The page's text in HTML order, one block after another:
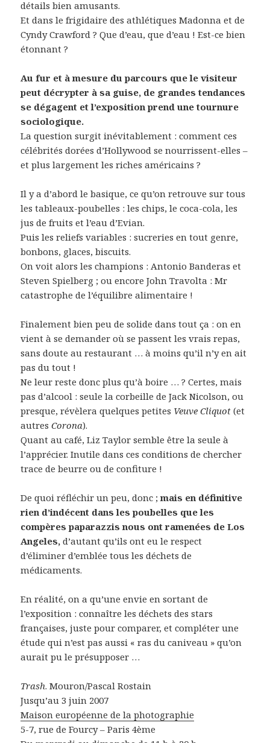
détails bien amusants.
Et dans le frigidaire des athlétiques Madonna et de
Cyndy Crawford ? Que d’eau, que d’eau ! Est-ce bien
étonnant ?
Au fur et à mesure du parcours que le visiteur
peut décrypter à sa guise, de grandes tendances
se dégagent et l’exposition prend une tournure
sociologique.
La question surgit inévitablement : comment ces
célébrités dorées d’Hollywood se nourrissent-elles –
et plus largement les riches américains ?
Il y a d’abord le basique, ce qu’on retrouve sur tous
les tableaux-poubelles : les chips, le coca-cola, les
jus de fruits et l’eau d’Evian.
Puis les reliefs variables : sucreries en tout genre,
bonbons, glaces, biscuits.
On voit alors les champions : Antonio Banderas et
Steven Spielberg ; ou encore John Travolta : Mr
catastrophe de l’équilibre alimentaire !
Finalement bien peu de solide dans tout ça : on en
vient à se demander où se passent les vrais repas,
sans doute au restaurant … à moins qu’il n’y en ait
pas du tout !
Ne leur reste donc plus qu’à boire … ? Certes, mais
pas d’alcool : seule la corbeille de Jack Nicolson, ou
presque, révèlera quelques petites Veuve Cliquot (et
autresCorona).
Quant au café, Liz Taylor semble être la seule à
l’apprécier. Inutile dans ces conditions de chercher
trace de beurre ou de confiture !
De quoi réfléchir un peu, donc ;mais en définitive
rien d’indécent dans les poubelles que les
compères paparazzis nous ont ramenées de Los
Angeles, d’autant qu’ils ont eu le respect
d’éliminer d’emblée tous les déchets de
médicaments.
En réalité, on a qu’une envie en sortant de
l’exposition : connaître les déchets des stars
françaises, juste pour comparer, et compléter une
étude qui n’est pas aussi « ras du caniveau » qu’on
aurait pu le présupposer …
Trash. Mouron/Pascal Rostain
Jusqu’au 3 juin 2007
Maison européenne de la photographie
5-7, rue de Fourcy – Paris 4ème